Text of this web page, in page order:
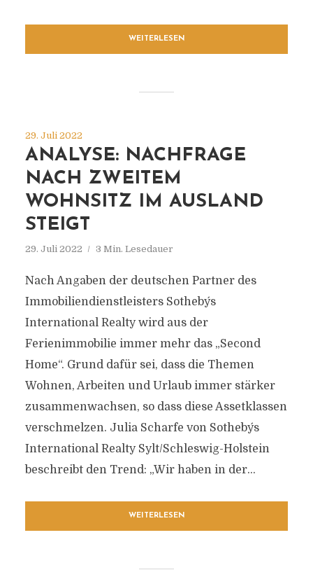
WEITERLESEN
29. Juli 2022
ANALYSE: NACHFRAGE
NACH ZWEITEM
WOHNSITZ IM AUSLAND
STEIGT
29. Juli 2022 3 Min. Lesedauer
Nach Angaben der deutschen Partner des
Immobiliendienstleisters Sotheby´s
International Realty wird aus der
Ferienimmobilie immer mehr das „Second
Home“. Grund dafür sei, dass die Themen
Wohnen, Arbeiten und Urlaub immer stärker
zusammenwachsen, so dass diese Assetklassen
verschmelzen. Julia Scharfe von Sotheby´s
International Realty Sylt/Schleswig-Holstein
beschreibt den Trend: „Wir haben in der...
WEITERLESEN